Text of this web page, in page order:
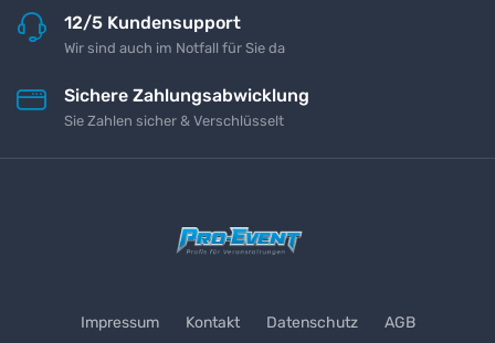
12/5 Kundensupport
Wir sind auch im Notfall für Sie da
Sichere Zahlungsabwicklung
Sie Zahlen sicher & Verschlüsselt
Impressum Kontakt Datenschutz AGB